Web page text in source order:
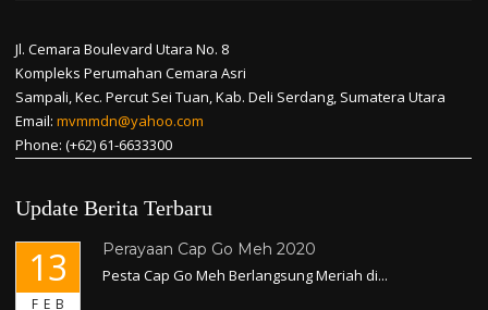
Jl. Cemara Boulevard Utara No. 8
Kompleks Perumahan Cemara Asri
Sampali, Kec. Percut Sei Tuan, Kab. Deli Serdang, Sumatera Utara
Email: mvmmdn@yahoo.com
Phone: (+62) 61-6633300
Update Berita Terbaru
13
FEB
Perayaan Cap Go Meh 2020
Pesta Cap Go Meh Berlangsung Meriah di...